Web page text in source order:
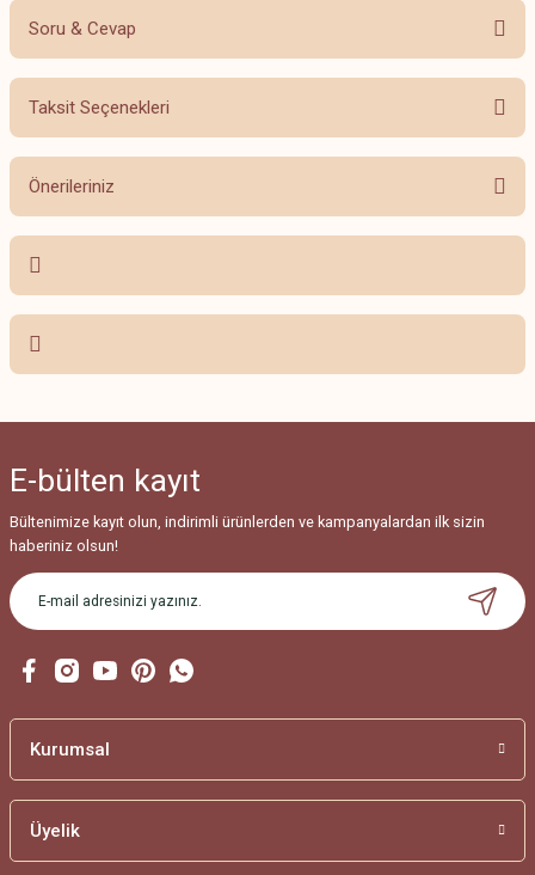
Bu ürüne ilk yorumu siz yapın!
Soru & Cevap
Ürün hakkında henüz soru sorulmamış.
Taksit Seçenekleri
Önerileriniz
Bu ürünün fiyat bilgisi, resim, ürün açıklamalarında ve diğer konularda
yetersiz gördüğünüz noktaları öneri formunu kullanarak tarafımıza
iletebilirsiniz.
Ürün fiyatı diğer sitelerden daha pahalı.
Bu ürüne benzer farklı alternatifler olmalı.
E-bülten kayıt
Bültenimize kayıt olun, indirimli ürünlerden ve kampanyalardan ilk sizin
haberiniz olsun!
Kurumsal
Üyelik